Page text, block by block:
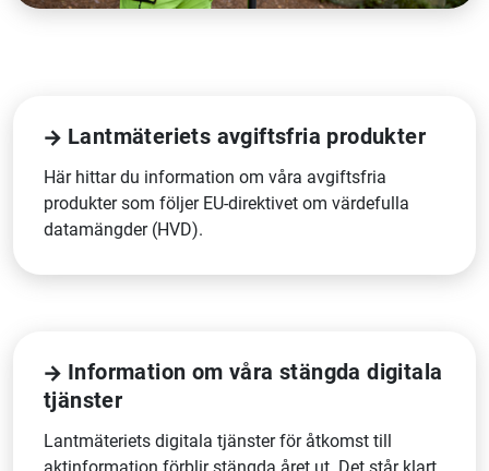
Lantmäteriets avgiftsfria produkter
Här hittar du information om våra avgiftsfria
produkter som följer EU-direktivet om värdefulla
datamängder (HVD).
Information om våra stängda digitala
tjänster
Lantmäteriets digitala tjänster för åtkomst till